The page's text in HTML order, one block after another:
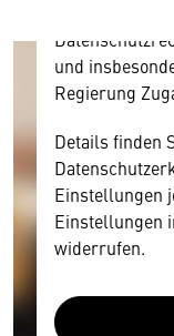
und
Regierung
Details finden
Einstellungen
Einstellungen
widerrufen.